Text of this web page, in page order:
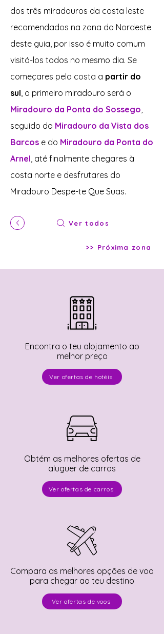
dos três miradouros da costa leste
recomendados na zona do Nordeste
deste guia, por isso é muito comum
visitá-los todos no mesmo dia. Se
começares pela costa a partir do
sul, o primeiro miradouro será o
Miradouro da Ponta do Sossego,
seguido do Miradouro da Vista dos
Barcos e do Miradouro da Ponta do
Arnel, até finalmente chegares à
costa norte e desfrutares do
Miradouro Despe-te Que Suas.
Ver todos
>> Próxima zona
Encontra o teu alojamento ao
melhor preço
Ver ofertas de hotéis
Obtém as melhores ofertas de
aluguer de carros
Ver ofertas de carros
Compara as melhores opções de voo
para chegar ao teu destino
Ver ofertas de voos